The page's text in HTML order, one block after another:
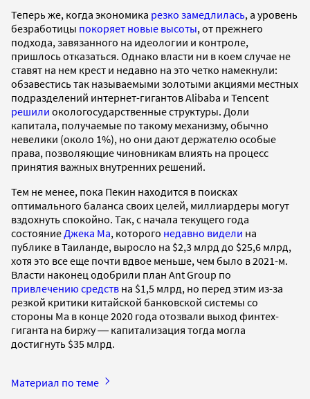
Теперь же, когда экономика резко замедлилась, а уровень
безработицы покоряет новые высоты, от прежнего
подхода, завязанного на идеологии и контроле,
пришлось отказаться. Однако власти ни в коем случае не
ставят на нем крест и недавно на это четко намекнули:
обзавестись так называемыми золотыми акциями местных
подразделений интернет-гигантов Alibaba и Tencent
решили окологосударственные структуры. Доли
капитала, получаемые по такому механизму, обычно
невелики (около 1%), но они дают держателю особые
права, позволяющие чиновникам влиять на процесс
принятия важных внутренних решений.
Тем не менее, пока Пекин находится в поисках
оптимального баланса своих целей, миллиардеры могут
вздохнуть спокойно. Так, с начала текущего года
состояние Джека Ма, которого недавно видели на
публике в Таиланде, выросло на $2,3 млрд до $25,6 млрд,
хотя это все еще почти вдвое меньше, чем было в 2021-м.
Власти наконец одобрили план Ant Group по
привлечению средств на $1,5 млрд, но перед этим из-за
резкой критики китайской банковской системы со
стороны Ма в конце 2020 года отозвали выход финтех-
гиганта на биржу ― капитализация тогда могла
достигнуть $35 млрд.
Материал по теме